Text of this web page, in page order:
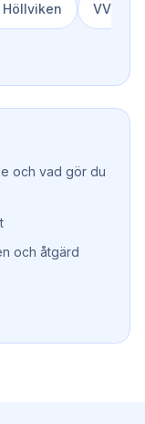
Höllviken VVS-
och vad gör du
och åtgärd